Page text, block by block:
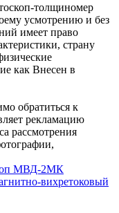
толщиномер
усмотрению и без
имеет право
страну
как Внесен в
обратиться к
рекламацию
рассмотрения
МВД-2МК
вихретоковый